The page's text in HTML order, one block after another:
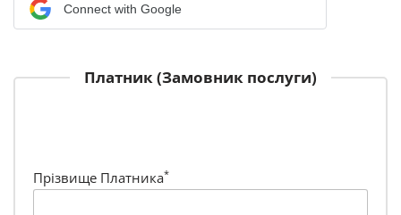
Connect with Google
Платник (Замовник послуги)
Прізвище Платника*